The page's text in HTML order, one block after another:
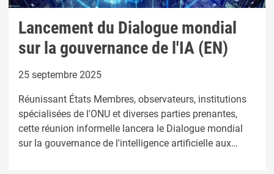
Lancement du Dialogue mondial
sur la gouvernance de l'IA (EN)
Réunissant États Membres, observateurs, institutions
spécialisées de l'ONU et diverses parties prenantes,
cette réunion informelle lancera le Dialogue mondial
sur la gouvernance de l'intelligence artificielle aux
25 septembre 2025